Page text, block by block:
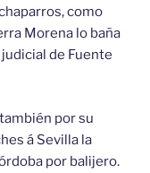
como
Morena lo baña
de Fuente
por su
á Sevilla la
por balijero.